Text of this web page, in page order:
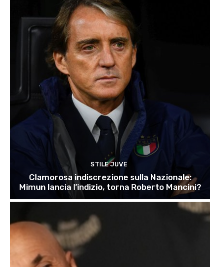
STILE JUVE
Clamorosa indiscrezione sulla Nazionale:
Mimun lancia l’indizio, torna Roberto Mancini?